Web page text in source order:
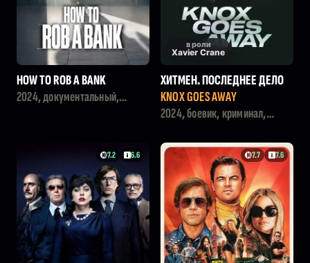
HOW TO ROB A BANK
2024, документальный,
в роли
Xavier Crane
ХИТМЕН. ПОСЛЕДНЕЕ ДЕЛО
KNOX GOES AWAY
2024, боевик, криминал,
7.2 6.6 7.7 7.6